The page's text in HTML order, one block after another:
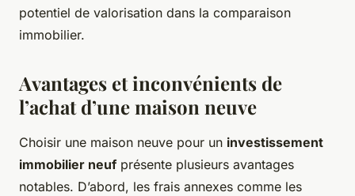
potentiel de valorisation dans la comparaison
immobilier.
Avantages et inconvénients de
l’achat d’une maison neuve
Choisir une maison neuve pour un investissement
immobilier neuf présente plusieurs avantages
notables. D’abord, les frais annexes comme les